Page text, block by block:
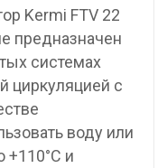
Kermi FTV 22
предназначен
системах
циркуляцией с
воду или
+110°C и